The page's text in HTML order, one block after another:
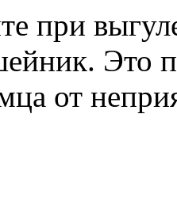
при
Это
от